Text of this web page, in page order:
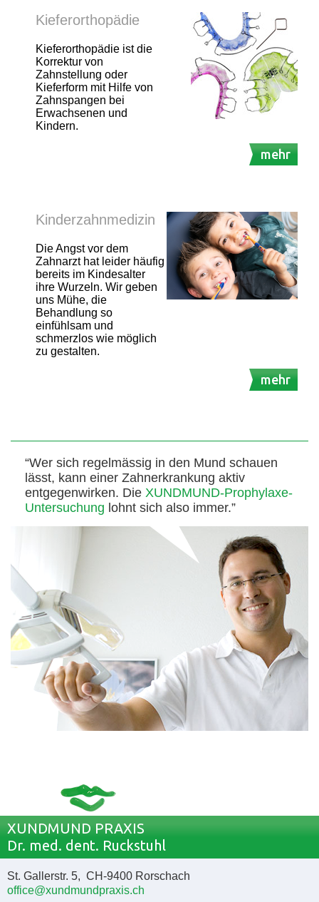
Kieferorthopädie
Kieferorthopädie ist die
Korrektur von
Zahnstellung oder
Kieferform mit Hilfe von
Zahnspangen bei
Erwachsenen und
Kindern.
mehr
Kinderzahnmedizin
Die Angst vor dem
Zahnarzt hat leider häufig
bereits im Kindesalter
ihre Wurzeln. Wir geben
uns Mühe, die
Behandlung so
einfühlsam und
schmerzlos wie möglich
zu gestalten.
mehr
“Wer sich regelmässig in den Mund schauen
lässt, kann einer Zahnerkrankung aktiv
entgegenwirken. Die XUNDMUND-Prophylaxe-
Untersuchung lohnt sich also immer.”
XUNDMUND PRAXIS
Dr. med. dent. Ruckstuhl
St. Gallerstr. 5, CH-9400 Rorschach
office@xundmundpraxis.ch